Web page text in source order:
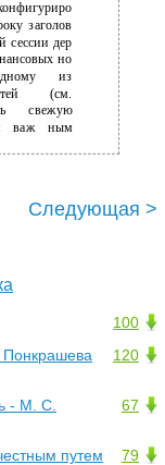
заголов
сессии дер
но
из
(см.
свежую
важ ным
Следующая >
100
120
Понкрашева
67
- М. С.
79
путем